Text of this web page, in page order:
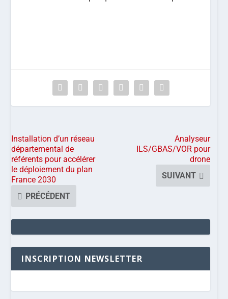
Installation d’un réseau
départemental de
référents pour accélérer
le déploiement du plan
France 2030
PRÉCÉDENT
Analyseur
ILS/GBAS/VOR pour
drone
SUIVANT
INSCRIPTION NEWSLETTER